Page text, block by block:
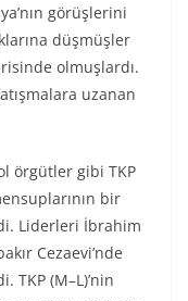
görüşlerini
düşmüşler
olmuşlardı.
uzanan
örgütler gibi TKP
bir
Liderleri İbrahim
Cezaevi’nde
(M–L)’nin